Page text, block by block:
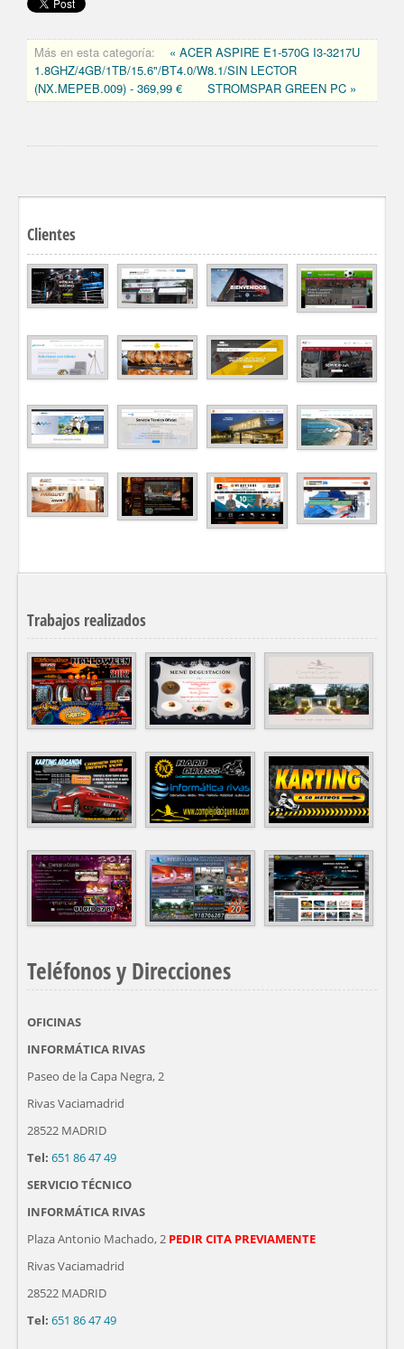
Más en esta categoría:
« ACER ASPIRE E1-570G I3-3217U
1.8GHZ/4GB/1TB/15.6"/BT4.0/W8.1/SIN LECTOR
(NX.MEPEB.009) - 369,99 €
STROMSPAR GREEN PC »
Clientes
Trabajos realizados
Teléfonos y Direcciones
OFICINAS
INFORMÁTICA RIVAS
Paseo de la Capa Negra, 2
Rivas Vaciamadrid
28522 MADRID
Tel: 651 86 47 49
SERVICIO TÉCNICO
INFORMÁTICA RIVAS
Plaza Antonio Machado, 2 PEDIR CITA PREVIAMENTE
Rivas Vaciamadrid
28522 MADRID
Tel: 651 86 47 49